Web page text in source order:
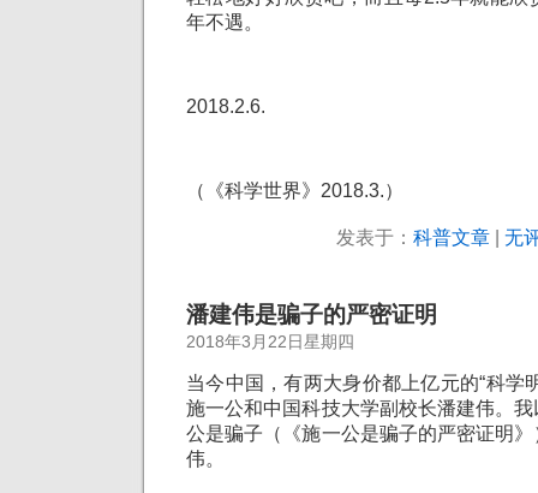
年不遇。
2018.2.6.
（《科学世界》2018.3.）
发表于： 科普文章| 无
潘建伟是骗子的严密证明
2018年3月22日星期四
当今中国，有两大身价都上亿元的“科学
施一公和中国科技大学副校长潘建伟。
公是骗子（《施一公是骗子的严密证明
伟。